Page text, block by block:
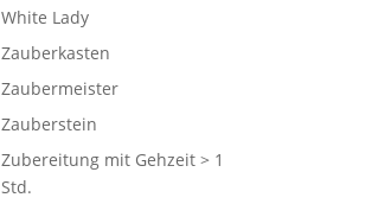
White Lady
Zauberkasten
Zaubermeister
Zauberstein
Zubereitung mit Gehzeit > 1
Std.